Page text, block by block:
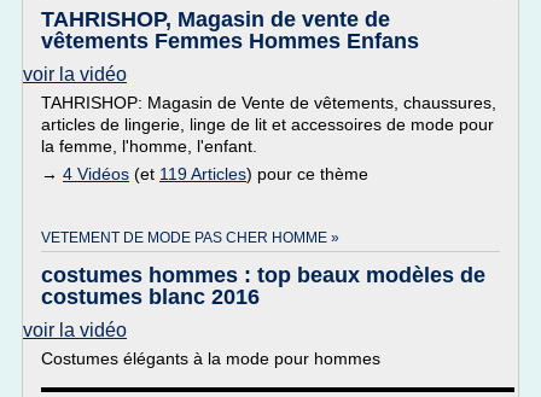
TAHRISHOP, Magasin de vente de
vêtements Femmes Hommes Enfans
voir la vidéo
TAHRISHOP: Magasin de Vente de vêtements, chaussures,
articles de lingerie, linge de lit et accessoires de mode pour
la femme, l'homme, l'enfant.
→ 4 Vidéos (et 119 Articles) pour ce thème
VETEMENT DE MODE PAS CHER HOMME »
costumes hommes : top beaux modèles de
costumes blanc 2016
voir la vidéo
Costumes élégants à la mode pour hommes
▬▬▬▬▬▬▬▬▬▬▬▬▬▬▬▬▬▬▬▬▬▬▬▬▬▬▬▬